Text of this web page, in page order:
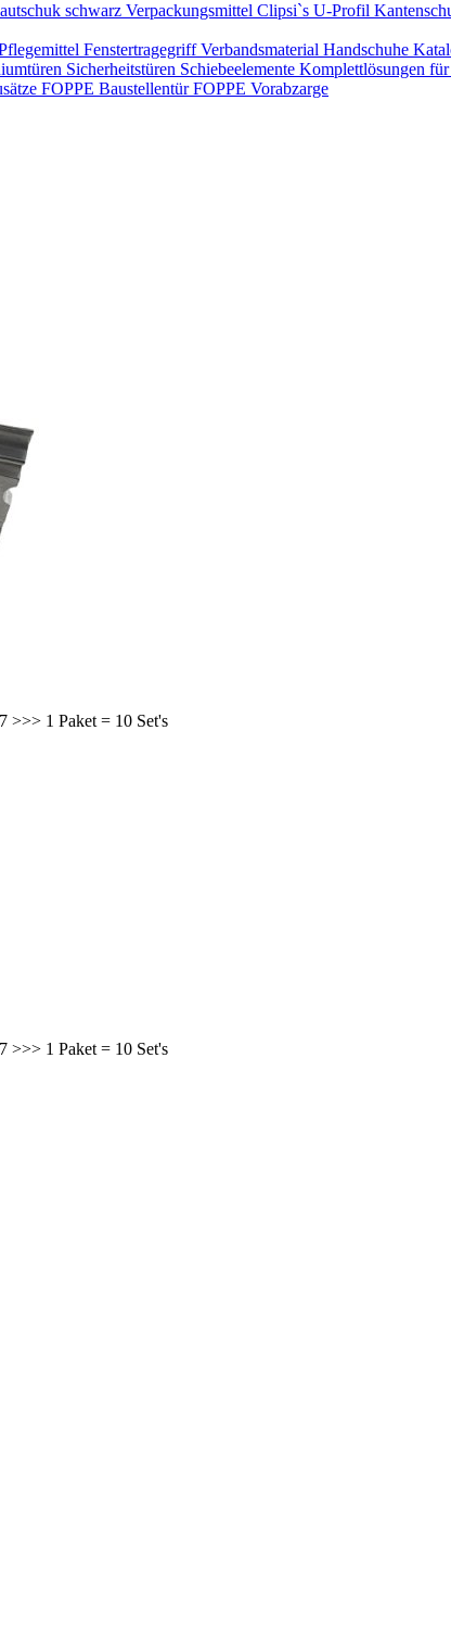
schwarz Verpackungsmittel Clipsi`s U-Profil
Fenstertragegriff Verbandsmaterial Handschuhe
Sicherheitstüren Schiebeelemente Komplettlösungen
FOPPE Baustellentür FOPPE Vorabzarge
>>> 1 Paket = 10 Set's
>>> 1 Paket = 10 Set's